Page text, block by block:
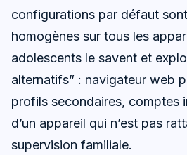
configurations par défaut
homogènes sur tous les
adolescents le savent et
alternatifs” : navigateur web
profils secondaires, comptes
d’un appareil qui n’est pas
supervision familiale.